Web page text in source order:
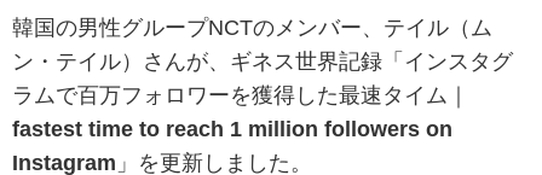
韓国の男性グループNCTのメンバー、テイル（ム
ン・テイル）さんが、ギネス世界記録「インスタグ
ラムで百万フォロワーを獲得した最速タイム｜
fastest time to reach 1 million followers on
Instagram 」を更新しました。